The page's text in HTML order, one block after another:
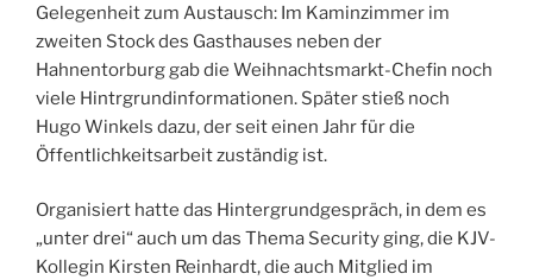
Gelegenheit zum Austausch: Im Kaminzimmer im
zweiten Stock des Gasthauses neben der
Hahnentorburg gab die Weihnachtsmarkt-Chefin noch
viele Hintrgrundinformationen. Später stieß noch
Hugo Winkels dazu, der seit einen Jahr für die
Öffentlichkeitsarbeit zuständig ist.
Organisiert hatte das Hintergrundgespräch, in dem es
„unter drei“ auch um das Thema Security ging, die KJV-
Kollegin Kirsten Reinhardt, die auch Mitglied im